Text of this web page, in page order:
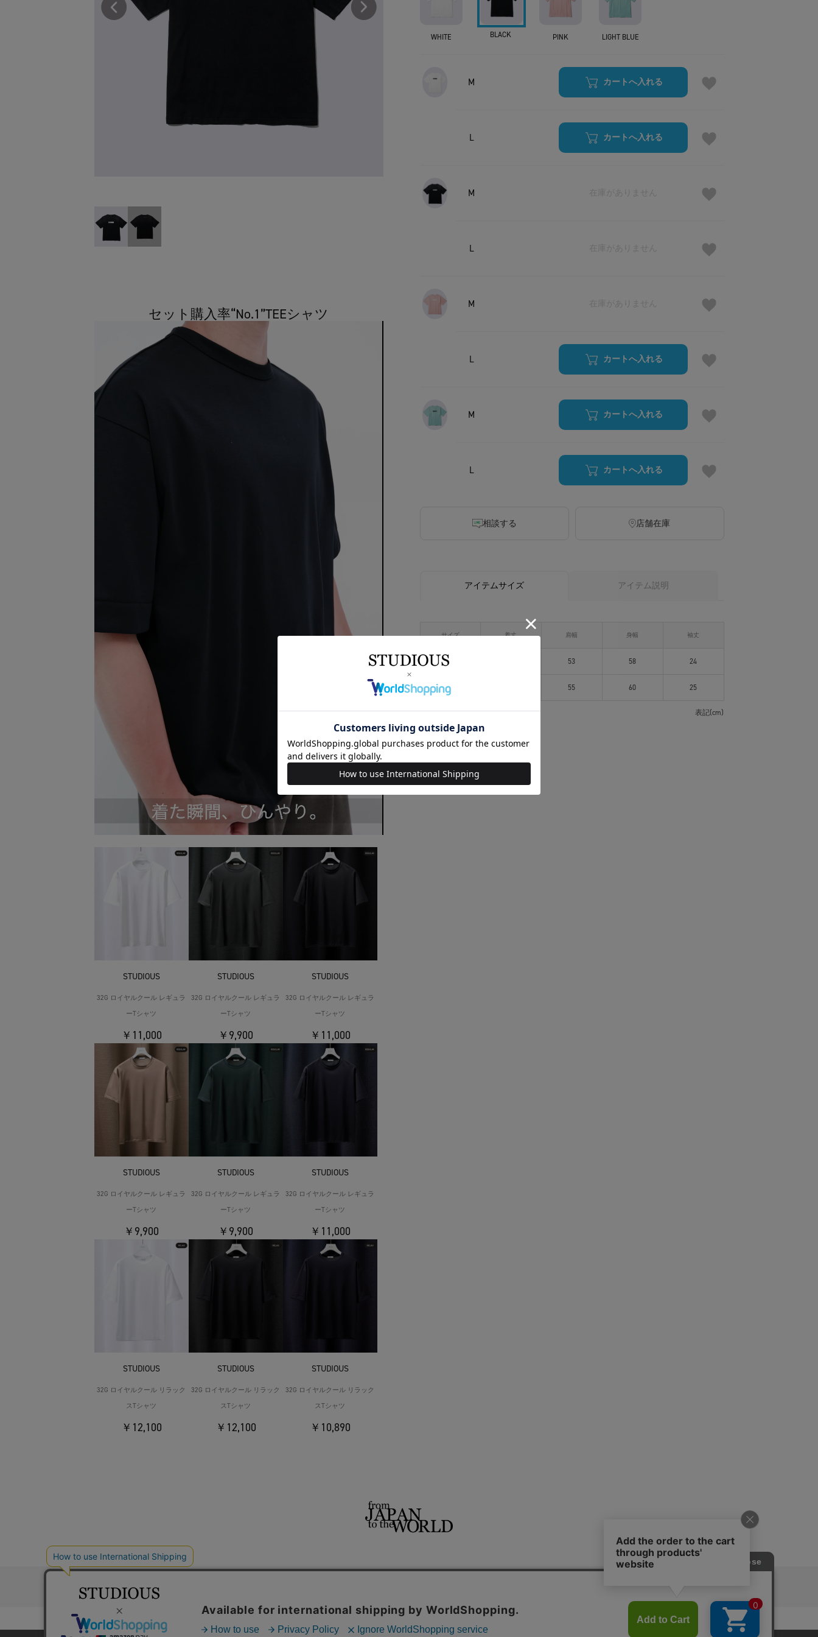
セット購入率“No.1”TEEシャツ
STUDIOUS
32G ロイヤルクール レギュラ
ーTシャツ
￥11,000
STUDIOUS
32G ロイヤルクール レギュラ
ーTシャツ
￥9,900
STUDIOUS
32G ロイヤルクール レギュラ
ーTシャツ
￥11,000
STUDIOUS
32G ロイヤルクール レギュラ
ーTシャツ
￥9,900
STUDIOUS
32G ロイヤルクール レギュラ
ーTシャツ
￥9,900
STUDIOUS
32G ロイヤルクール レギュラ
ーTシャツ
￥11,000
STUDIOUS
32G ロイヤルクール リラック
スTシャツ
￥12,100
STUDIOUS
32G ロイヤルクール リラック
スTシャツ
￥12,100
STUDIOUS
32G ロイヤルクール リラック
スTシャツ
￥10,890
WHITE BLACK PINK LIGHT BLUE
M カートへ入れる
L カートへ入れる
M
L
M
L カートへ入れる
M カートへ入れる
L カートへ入れる
相談する 店舗在庫
アイテムサイズ アイテム説明
サイズ 着丈 肩幅 身幅 袖丈
M 53 58 24
L 55 60 25
表記(cm)
コーポレートサイト 採用サイト THE TOKYO CONZ UNITED TOKYO PUBLIC TOKYO